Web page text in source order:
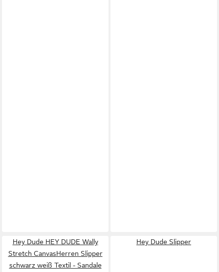
Hey Dude HEY DUDE Wally
Stretch CanvasHerren Slipper
schwarz weiß Textil - Sandale
Hey Dude Slipper